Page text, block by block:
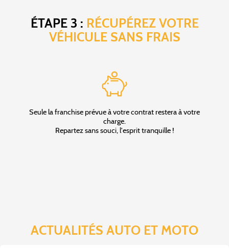
ÉTAPE 3 : RÉCUPÉREZ VOTRE
VÉHICULE SANS FRAIS
Seule la franchise prévue à votre contrat restera à votre
charge.
Repartez sans souci, l'esprit tranquille !
ACTUALITÉS AUTO ET MOTO